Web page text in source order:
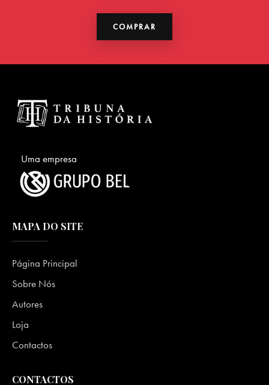
COMPRAR
Uma empresa
MAPA DO SITE
Página Principal
Sobre Nós
Autores
Loja
Contactos
CONTACTOS